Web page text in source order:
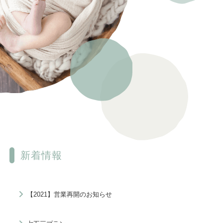
新着情報
【2021】営業再開のお知らせ